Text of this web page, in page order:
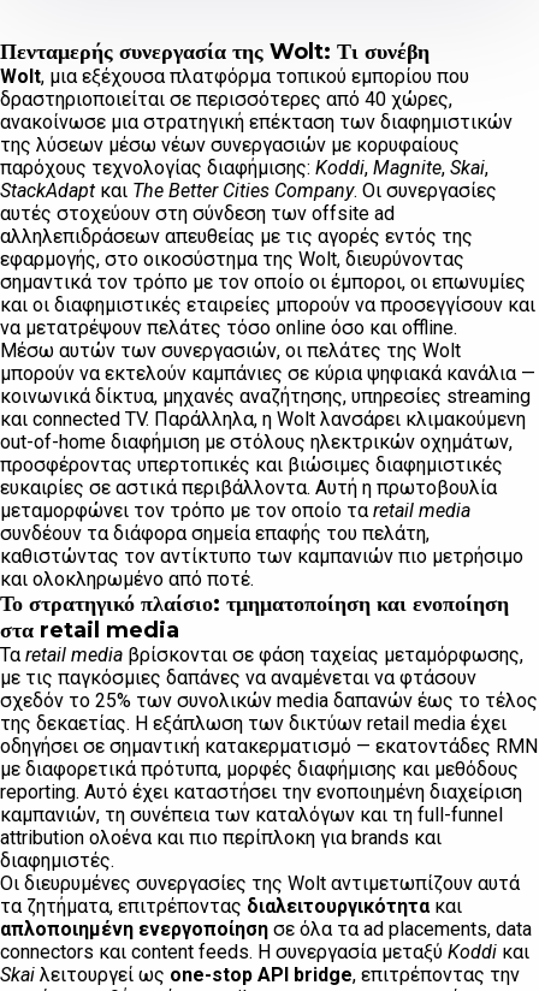
Πενταμερής συνεργασία της Wolt: Τι συνέβη
Wolt, μια εξέχουσα πλατφόρμα τοπικού εμπορίου που
δραστηριοποιείται σε περισσότερες από 40 χώρες,
ανακοίνωσε μια στρατηγική επέκταση των διαφημιστικών
της λύσεων μέσω νέων συνεργασιών με κορυφαίους
παρόχους τεχνολογίας διαφήμισης: Koddi, Magnite, Skai,
StackAdapt και The Better Cities Company. Οι συνεργασίες
αυτές στοχεύουν στη σύνδεση των offsite ad
αλληλεπιδράσεων απευθείας με τις αγορές εντός της
εφαρμογής, στο οικοσύστημα της Wolt, διευρύνοντας
σημαντικά τον τρόπο με τον οποίο οι έμποροι, οι επωνυμίες
και οι διαφημιστικές εταιρείες μπορούν να προσεγγίσουν και
να μετατρέψουν πελάτες τόσο online όσο και offline.
Μέσω αυτών των συνεργασιών, οι πελάτες της Wolt
μπορούν να εκτελούν καμπάνιες σε κύρια ψηφιακά κανάλια —
κοινωνικά δίκτυα, μηχανές αναζήτησης, υπηρεσίες streaming
και connected TV. Παράλληλα, η Wolt λανσάρει κλιμακούμενη
out-of-home διαφήμιση με στόλους ηλεκτρικών οχημάτων,
προσφέροντας υπερτοπικές και βιώσιμες διαφημιστικές
ευκαιρίες σε αστικά περιβάλλοντα. Αυτή η πρωτοβουλία
μεταμορφώνει τον τρόπο με τον οποίο ταretail media
συνδέουν τα διάφορα σημεία επαφής του πελάτη,
καθιστώντας τον αντίκτυπο των καμπανιών πιο μετρήσιμο
και ολοκληρωμένο από ποτέ.
Το στρατηγικό πλαίσιο: τμηματοποίηση και ενοποίηση
στα retail media
Ταretail media βρίσκονται σε φάση ταχείας μεταμόρφωσης,
με τις παγκόσμιες δαπάνες να αναμένεται να φτάσουν
σχεδόν το 25% των συνολικών media δαπανών έως το τέλος
της δεκαετίας. Η εξάπλωση των δικτύων retail media έχει
οδηγήσει σε σημαντική κατακερματισμό — εκατοντάδες RMN
με διαφορετικά πρότυπα, μορφές διαφήμισης και μεθόδους
reporting. Αυτό έχει καταστήσει την ενοποιημένη διαχείριση
καμπανιών, τη συνέπεια των καταλόγων και τη full-funnel
attribution ολοένα και πιο περίπλοκη για brands και
διαφημιστές.
Οι διευρυμένες συνεργασίες της Wolt αντιμετωπίζουν αυτά
τα ζητήματα, επιτρέποντας διαλειτουργικότητακαι
απλοποιημένη ενεργοποίηση σε όλα τα ad placements, data
connectors και content feeds. Η συνεργασία μεταξύ Koddi και
Skai λειτουργεί ως one-stop API bridge, επιτρέποντας την